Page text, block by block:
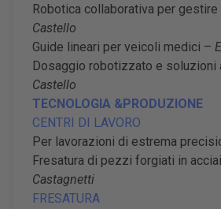
Robotica collaborativa per
Castello
Guide lineari per veicoli medici –
Dosaggio robotizzato e soluzioni
Castello
TECNOLOGIA &PRODUZIONE
CENTRI DI LAVORO
Per lavorazioni di estrema
Fresatura di pezzi forgiati in
Castagnetti
FRESATURA